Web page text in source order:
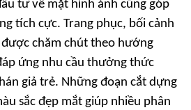
tư về mặt hình ảnh cũng góp
tích cực. Trang phục, bối cảnh
chăm chút theo hướng
ứng nhu cầu thưởng thức
giả trẻ. Những đoạn cắt dựng
sắc đẹp mắt giúp nhiều phân